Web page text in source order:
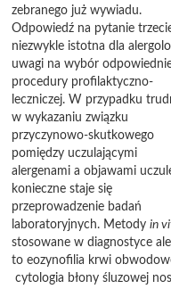
zebranego już wywiadu.
Odpowiedź na pytanie
niezwykle istotna dla
uwagi na wybór
procedury profilaktyczno-
leczniczej. W przypadku
w wykazaniu związku
przyczynowo-skutkowego
pomiędzy uczulającymi
alergenami a objawami
konieczne staje się
przeprowadzenie badań
laboratoryjnych. Metody in
stosowane w diagnostyce
to eozynofilia krwi
cytologia błony śluzowej